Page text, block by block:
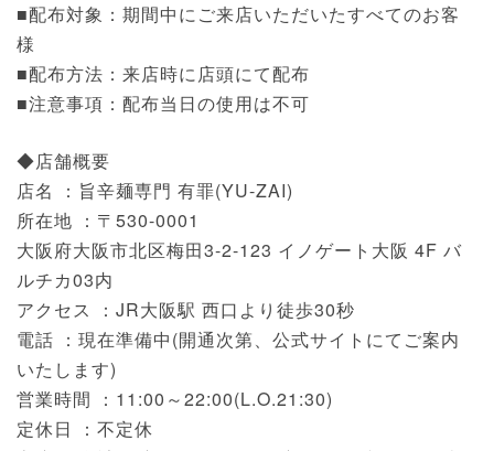
■配布対象：期間中にご来店いただいたすべてのお客
様
■配布方法：来店時に店頭にて配布
■注意事項：配布当日の使用は不可
◆店舗概要
店名 ：旨辛麺専門 有罪(YU-ZAI)
所在地 ：〒530-0001
大阪府大阪市北区梅田3-2-123 イノゲート大阪 4F バ
ルチカ03内
アクセス ：JR大阪駅 西口より徒歩30秒
電話 ：現在準備中(開通次第、公式サイトにてご案内
いたします)
営業時間 ：11:00～22:00(L.O.21:30)
定休日 ：不定休